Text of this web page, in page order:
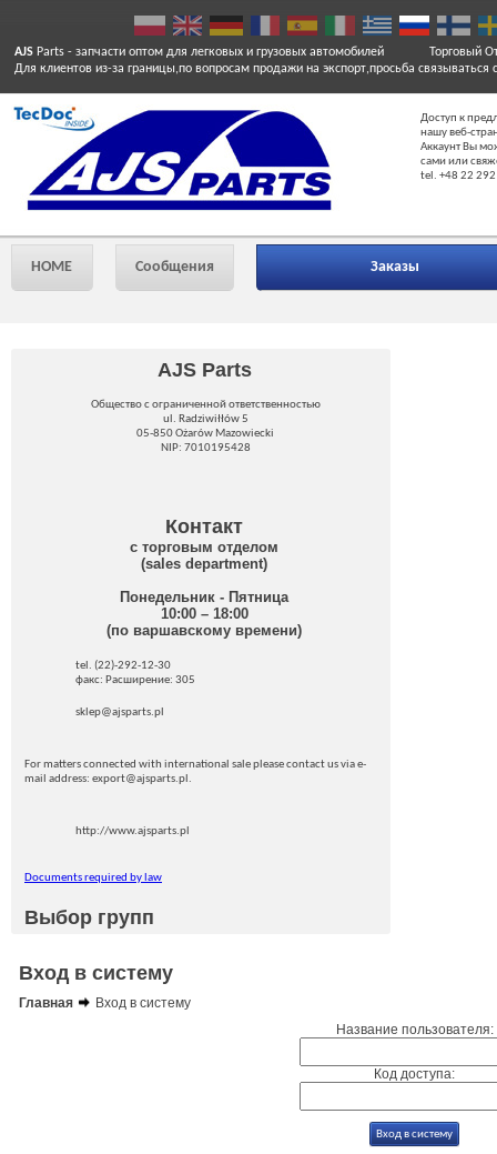
AJS Parts - запчасти оптом для легковых и грузовых автомобилей
Для клиентов из-за границы,по вопросам продажи на экспорт,просьба связываться
Торговый
Доступ к
нашу веб-
Аккаунт Вы
сами или
tel. +48 22
HOME Сообщения Заказы
AJS Parts
Общество с ограниченной ответственностью
ul. Radziwiłłów 5
05-850 Ożarów Mazowiecki
NIP: 7010195428
Контакт
с торговым отделом
(sales department)
Понедельник - Пятница
10:00 – 18:00
(по варшавскому времени)
tel. (22)-292-12-30
факс: Pасширение: 305
sklep@ajsparts.pl
For matters connected with international sale please contact us via e-
mail address: export@ajsparts.pl.
http://www.ajsparts.pl
Documents required by law
Выбор групп
Вход в систему
Главная
Вход в систему
Название пользователя:
Код доступа: